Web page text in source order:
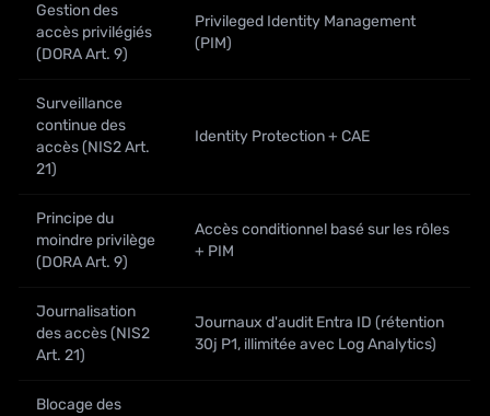
Gestion des
accès privilégiés
(DORA Art. 9)
Privileged Identity Management
(PIM)
Surveillance
continue des
accès (NIS2 Art.
21)
Identity Protection + CAE
Principe du
moindre privilège
(DORA Art. 9)
Accès conditionnel basé sur les rôles
+ PIM
Journalisation
des accès (NIS2
Art. 21)
Journaux d'audit Entra ID (rétention
30j P1, illimitée avec Log Analytics)
Blocage des